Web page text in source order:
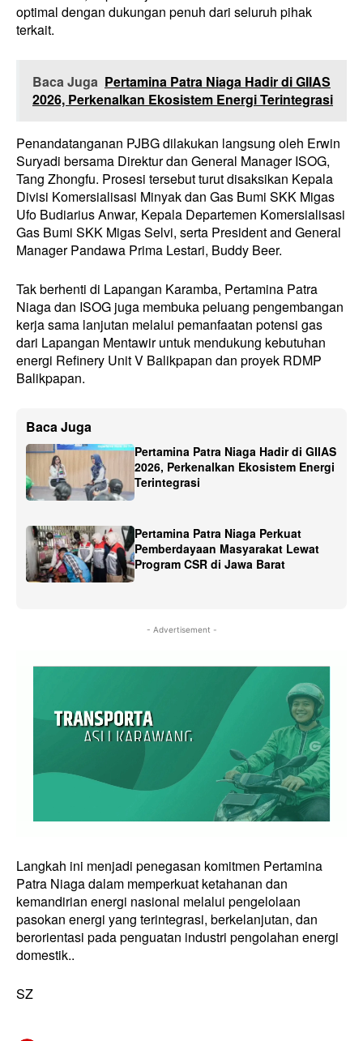
optimal dengan dukungan penuh dari seluruh pihak
terkait.
Baca Juga Pertamina Patra Niaga Hadir di GIIAS
2026, Perkenalkan Ekosistem Energi Terintegrasi
Penandatanganan PJBG dilakukan langsung oleh Erwin
Suryadi bersama Direktur dan General Manager ISOG,
Tang Zhongfu. Prosesi tersebut turut disaksikan Kepala
Divisi Komersialisasi Minyak dan Gas Bumi SKK Migas
Ufo Budiarius Anwar, Kepala Departemen Komersialisasi
Gas Bumi SKK Migas Selvi, serta President and General
Manager Pandawa Prima Lestari, Buddy Beer.
Tak berhenti di Lapangan Karamba, Pertamina Patra
Niaga dan ISOG juga membuka peluang pengembangan
kerja sama lanjutan melalui pemanfaatan potensi gas
dari Lapangan Mentawir untuk mendukung kebutuhan
energi Refinery Unit V Balikpapan dan proyek RDMP
Balikpapan.
Baca Juga
Pertamina Patra Niaga Hadir di GIIAS
2026, Perkenalkan Ekosistem Energi
Terintegrasi
Pertamina Patra Niaga Perkuat
Pemberdayaan Masyarakat Lewat
Program CSR di Jawa Barat
- Advertisement -
Langkah ini menjadi penegasan komitmen Pertamina
Patra Niaga dalam memperkuat ketahanan dan
kemandirian energi nasional melalui pengelolaan
pasokan energi yang terintegrasi, berkelanjutan, dan
berorientasi pada penguatan industri pengolahan energi
domestik..
SZ